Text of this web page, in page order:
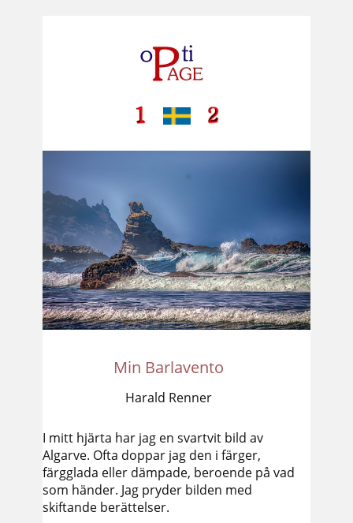
Min Barlavento
Harald Renner
I mitt hjärta har jag en svartvit bild av
Algarve. Ofta doppar jag den i färger,
färgglada eller dämpade, beroende på vad
som händer. Jag pryder bilden med
skiftande berättelser.